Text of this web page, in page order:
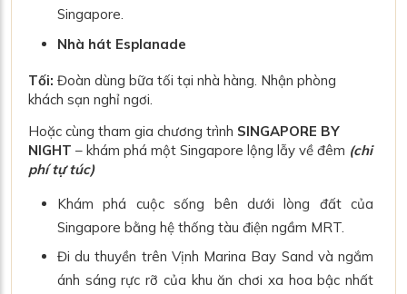
Singapore.
Nhà hát Esplanade
Tối: Đoàn dùng bữa tối tại nhà hàng. Nhận phòng
khách sạn nghỉ ngơi.
Hoặc cùng tham gia chương trình SINGAPORE BY
NIGHT – khám phá một Singapore lộng lẫy về đêm (chi
phí tự túc)
Khám phá cuộc sống bên dưới lòng đất của
Singapore bằng hệ thống tàu điện ngầm MRT.
Đi du thuyền trên Vịnh Marina Bay Sand và ngắm
ánh sáng rực rỡ của khu ăn chơi xa hoa bậc nhất